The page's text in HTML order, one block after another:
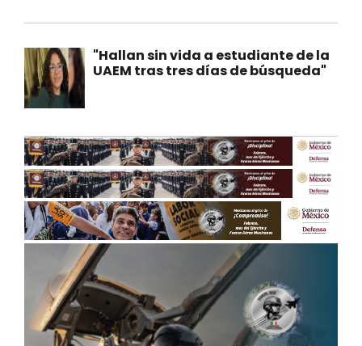
"Hallan sin vida a estudiante de la
UAEM tras tres días de búsqueda"